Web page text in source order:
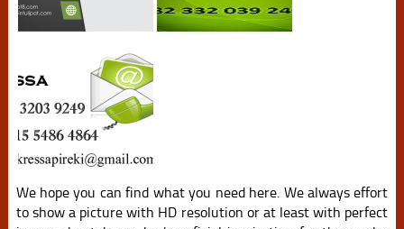
We hope you can find what you need here. We always effort
to show a picture with HD resolution or at least with perfect